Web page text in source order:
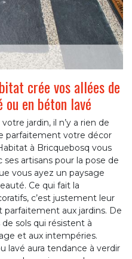
crée vos allées de
en béton lavé
jardin, il n’y a rien de
parfaitement votre décor
à Bricquebosq vous
artisans pour la pose de
vous ayez un paysage
Ce qui fait la
c’est justement leur
aux jardins. De
sols qui résistent à
et aux intempéries.
lavé aura tendance à verdir